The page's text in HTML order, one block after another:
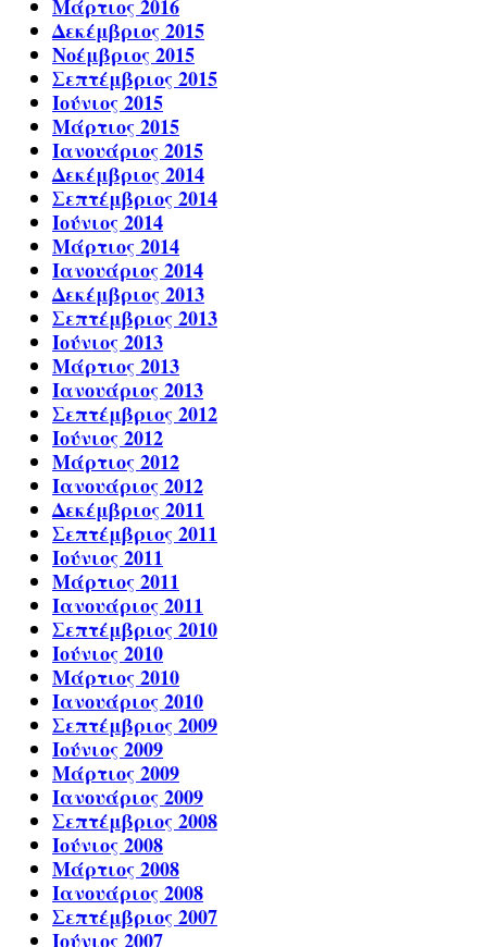
Μάρτιος 2016
Δεκέμβριος 2015
Νοέμβριος 2015
Σεπτέμβριος 2015
Ιούνιος 2015
Μάρτιος 2015
Ιανουάριος 2015
Δεκέμβριος 2014
Σεπτέμβριος 2014
Ιούνιος 2014
Μάρτιος 2014
Ιανουάριος 2014
Δεκέμβριος 2013
Σεπτέμβριος 2013
Ιούνιος 2013
Μάρτιος 2013
Ιανουάριος 2013
Σεπτέμβριος 2012
Ιούνιος 2012
Μάρτιος 2012
Ιανουάριος 2012
Δεκέμβριος 2011
Σεπτέμβριος 2011
Ιούνιος 2011
Μάρτιος 2011
Ιανουάριος 2011
Σεπτέμβριος 2010
Ιούνιος 2010
Μάρτιος 2010
Ιανουάριος 2010
Σεπτέμβριος 2009
Ιούνιος 2009
Μάρτιος 2009
Ιανουάριος 2009
Σεπτέμβριος 2008
Ιούνιος 2008
Μάρτιος 2008
Ιανουάριος 2008
Σεπτέμβριος 2007
Ιούνιος 2007